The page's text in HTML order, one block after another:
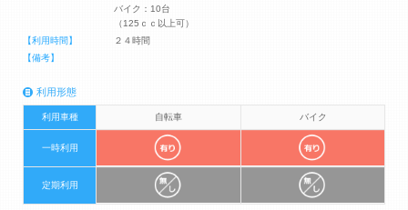
バイク：10台
（125ｃｃ以上可）
【利用時間】
２４時間
【備考】
利用形態
利用車種 自転車 バイク
一時利用
定期利用